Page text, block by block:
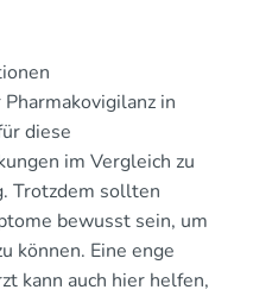
in
diese
im Vergleich zu
Trotzdem sollten
bewusst sein, um
können. Eine enge
kann auch hier helfen,